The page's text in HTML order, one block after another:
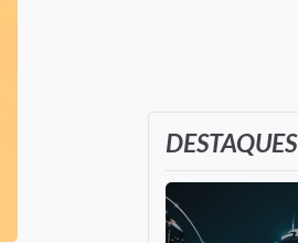
DESTAQUES